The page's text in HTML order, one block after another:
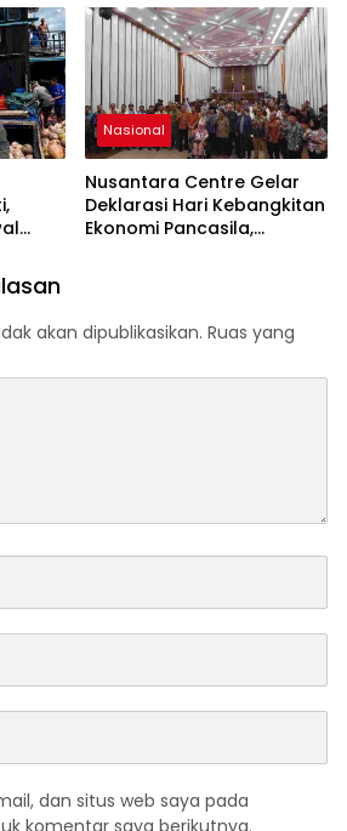
Industri Taman Rekreasi
dan Ekosistem Pariwisata
di Tanah Air
Nasional
Nusantara Centre Gelar
Deklarasi Hari Kebangkitan
Ekonomi Pancasila,
Ekonomi Politik Indonesia)
& Simposium Nasional
akan dipublikasikan. Ruas yang
dan situs web saya pada